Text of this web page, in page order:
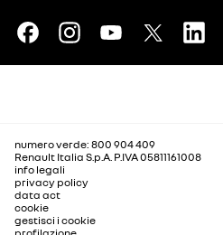
numero verde: 800 904 409
Renault Italia S.p.A. P.IVA 05811161008
info legali
privacy policy
data act
cookie
gestisci i cookie